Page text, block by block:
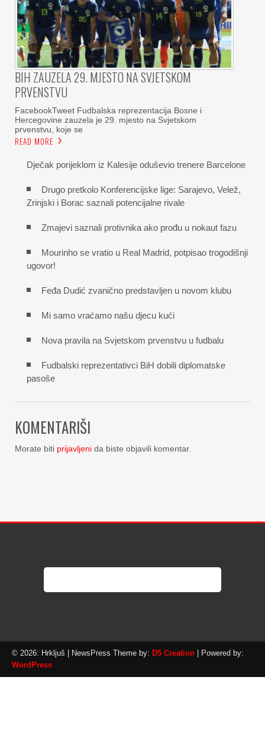
BIH ZAUZELA 29. MJESTO NA SVJETSKOM
PRVENSTVU
FacebookTweet Fudbalska reprezentacija Bosne i
Hercegovine zauzela je 29. mjesto na Svjetskom
prvenstvu, koje se
READ MORE
Dječak porijeklom iz Kalesije oduševio trenere Barcelone
Drugo pretkolo Konferencijske lige: Sarajevo, Velež,
Zrinjski i Borac saznali potencijalne rivale
Zmajevi saznali protivnika ako prođu u nokaut fazu
Mourinho se vratio u Real Madrid, potpisao trogodišnji
ugovor!
Feđa Dudić zvanično predstavljen u novom klubu
Mi samo vraćamo našu djecu kući
Nova pravila na Svjetskom prvenstvu u fudbalu
Fudbalski reprezentativci BiH dobili diplomatske
pasoše
KOMENTARIŠI
Morate biti prijavljeni da biste objavili komentar.
© 2026: Hrkljuš | NewsPress Theme by: D5 Creation | Powered by:
WordPress